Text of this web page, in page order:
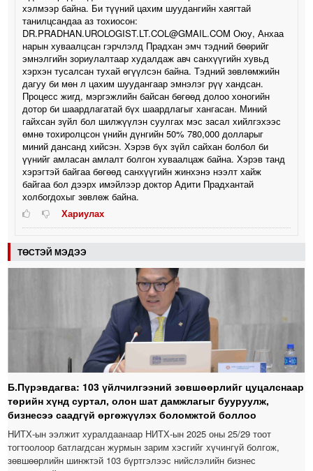
хэлмээр байна. Би түүний цахим шуудангийн хаягтай
танилцсандаа аз тохиосон:
DR.PRADHAN.UROLOGIST.LT.COL@GMAIL.COM Оюу, Анхаа
нарын хуваалцсан гэрчлэлд Прадхан эмч тэдний бөөрийг
эмнэлгийн зориулалтаар худалдаж авч санхүүгийн хувьд
хэрхэн тусалсан тухай өгүүлсэн байна. Тэдний зөвлөмжийн
дагуу би мөн л цахим шуудангаар эмнэлэг рүү хандсан.
Процесс жигд, мэргэжлийн байсан бөгөөд долоо хоногийн
дотор би шаардлагатай бүх шаардлагыг хангасан. Миний
гайхсан зүйл бол шилжүүлэн суулгах мэс засал хийлгэхээс
өмнө тохиролцсон үнийн дүнгийн 50% 780,000 долларыг
миний дансанд хийсэн. Хэрэв бүх зүйл сайхан болбол би
үүнийг амласан амлалт болгон хуваалцаж байна. Хэрэв танд
хэрэгтэй байгаа бөгөөд санхүүгийн жинхэнэ нээлт хайж
байгаа бол дээрх имэйлээр доктор Адити Прадхантай
холбогдохыг зөвлөж байна.
Хариулах
ТӨСТЭЙ МЭДЭЭ
Б.Пүрэвдагва: 103 үйлчилгээний зөвшөөрлийг цуцалснаар
төрийн хүнд суртал, олон шат дамжлагыг бууруулж,
бизнесээ саадгүй өргөжүүлэх боломжтой боллоо
НИТХ-ын ээлжит хуралдаанаар НИТХ-ын 2025 оны 25/29 тоот
тогтоолоор батлагдсан журмын зарим хэсгийг хүчингүй болгож,
зөвшөөрлийн шинжтэй 103 бүртгэлээс нийслэлийн бизнес